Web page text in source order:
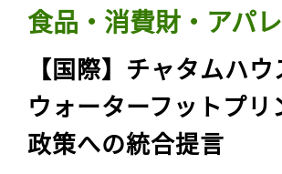
食品・消費財・アパ
【国際】チャタムハ
ウォーターフットプ
政策への統合提言